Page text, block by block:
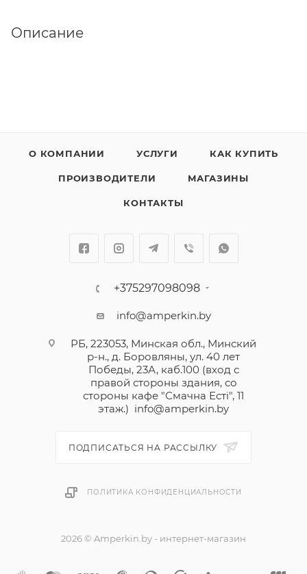
Описание
О КОМПАНИИ УСЛУГИ КАК КУПИТЬ
ПРОИЗВОДИТЕЛИ МАГАЗИНЫ
КОНТАКТЫ
+375297098098
info@amperkin.by
РБ, 223053, Минская обл., Минский
р-н., д. Боровляны, ул. 40 лет
Победы, 23А, каб.100 (вход с
правой стороны здания, со
стороны кафе "Смачна Естi", 11
этаж.) info@amperkin.by
ПОДПИСАТЬСЯ НА РАССЫЛКУ
ПОЛИТИКА КОНФИДЕНЦИАЛЬНОСТИ
2026 © Amperkin.by - интернет-магазин